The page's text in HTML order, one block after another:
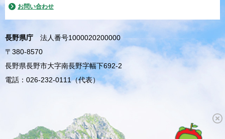
お問い合わせ
長野県庁
法人番号1000020200000
〒380-8570
長野県長野市大字南長野字幅下692-2
電話：026-232-0111（代表）